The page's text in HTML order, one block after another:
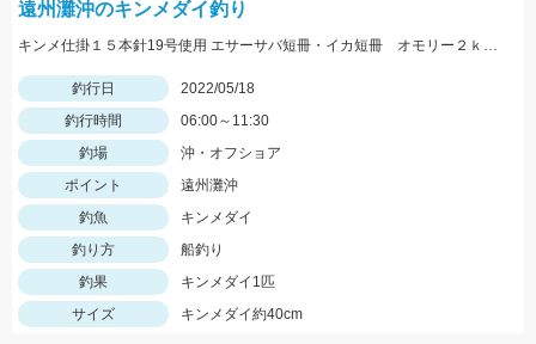
遠州灘沖のキンメダイ釣り
キンメ仕掛１５本針19号使用 エサーサバ短冊・イカ短冊 オモリー２ｋｇ使用
釣行日
2022/05/18
釣行時間
06:00～11:30
釣場
沖・オフショア
ポイント
遠州灘沖
釣魚
キンメダイ
釣り方
船釣り
釣果
キンメダイ1匹
サイズ
キンメダイ約40cm